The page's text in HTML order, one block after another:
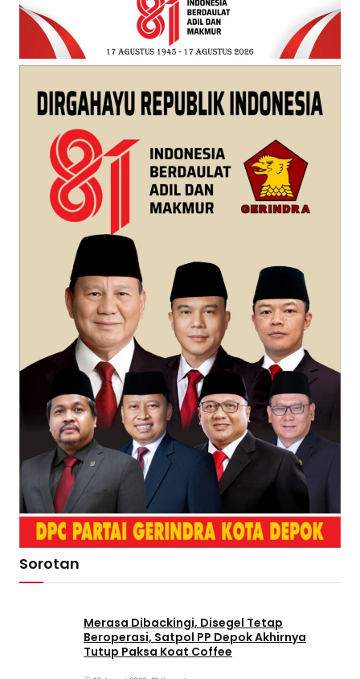
Sorotan
Merasa Dibackingi, Disegel Tetap
Beroperasi, Satpol PP Depok Akhirnya
Tutup Paksa Koat Coffee